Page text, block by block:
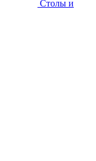
Столы и